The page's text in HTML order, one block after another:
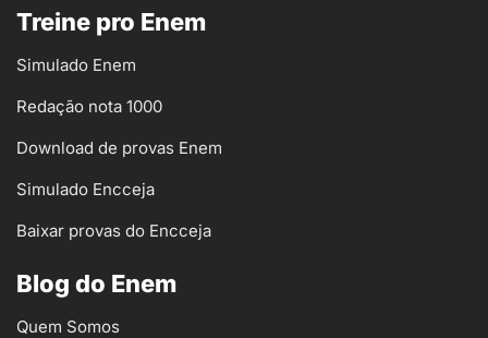
Treine pro Enem
Simulado Enem
Redação nota 1000
Download de provas Enem
Simulado Encceja
Baixar provas do Encceja
Blog do Enem
Quem Somos